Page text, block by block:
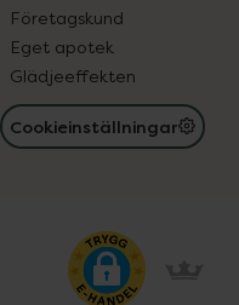
Företagskund
Eget apotek
Glädjeeffekten
Cookieinställningar